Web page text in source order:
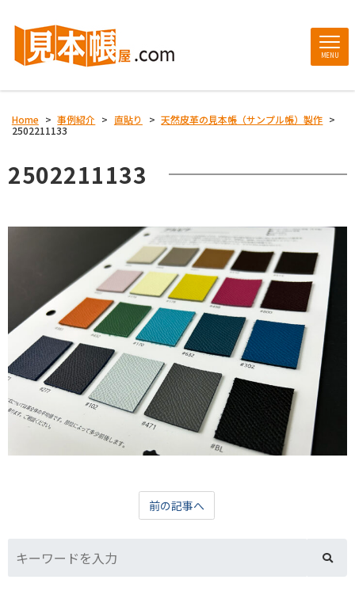
MENU
Home > 事例紹介 > 直貼り > 天然皮革の見本帳（サンプル帳）製作 >
2502211133
2502211133
前の記事へ